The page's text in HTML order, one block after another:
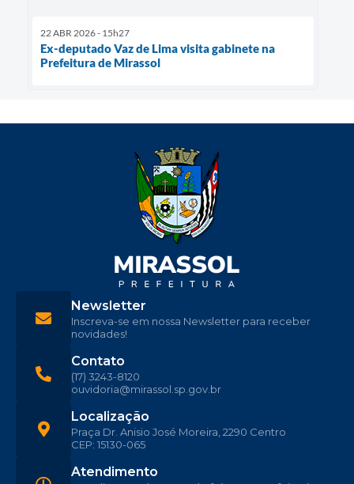
22 ABR 2026 - 15h27
Ex-deputado Vaz de Lima visita gabinete na
Prefeitura de Mirassol
Localização
Praça Dr. Anisio José Moreira, 2290 Centro
CEP: 15130-065
Contato
(17) 3243-8120
ouvidoria@mirassol.sp.gov.br
Atendimento
Newsletter
Inscreva-se em nossa Newsletter para receber
novidades!